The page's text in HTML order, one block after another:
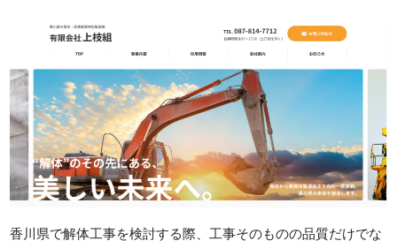
香川県で解体工事を検討する際、工事そのものの品質だけでな